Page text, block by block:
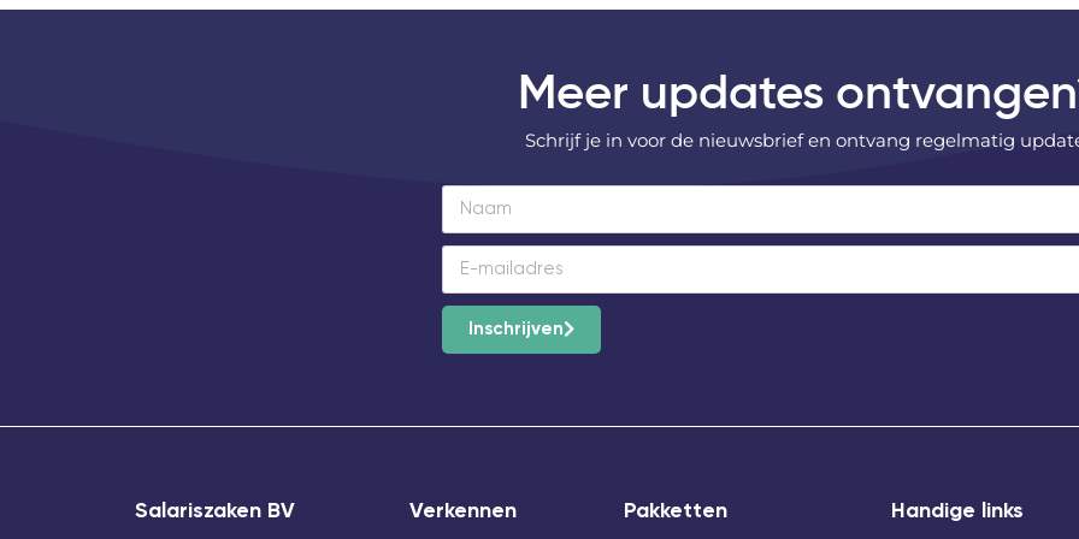
Meer updates
Schrijf je in voor de nieuwsbrief en ontvang regelmatig
Inschrijven
Salariszaken BV Verkennen Pakketten Handige links